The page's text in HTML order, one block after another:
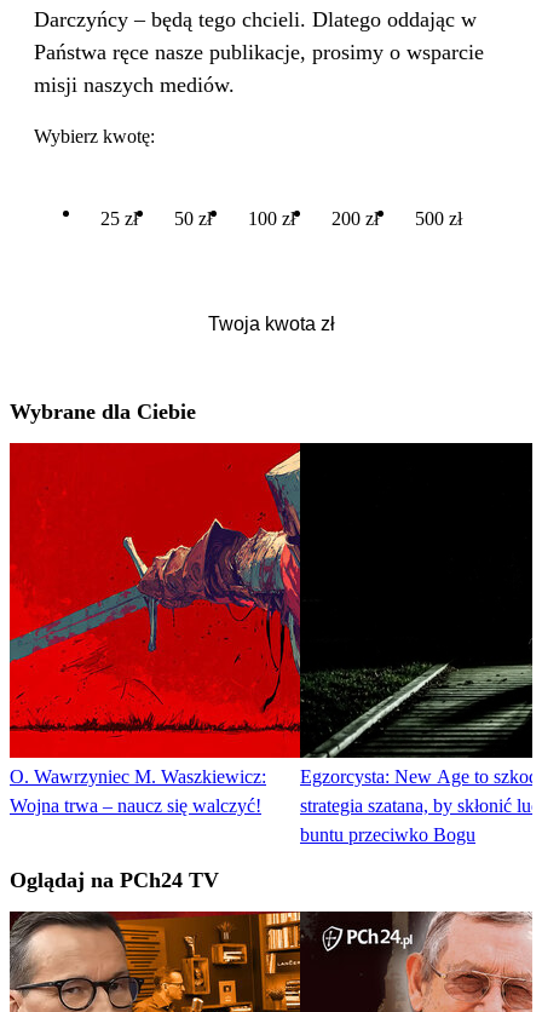
Darczyńcy – będą tego chcieli. Dlatego oddając w
Państwa ręce nasze publikacje, prosimy o wsparcie
misji naszych mediów.
Wybierz kwotę:
25 zł 50 zł 100 zł 200 zł 500 zł
Wybrane dla Ciebie
O. Wawrzyniec M. Waszkiewicz:
Wojna trwa – naucz się walczyć!
Egzorcysta: New Age to
strategia szatana, by skłonić
buntu przeciwko Bogu
Oglądaj na PCh24 TV